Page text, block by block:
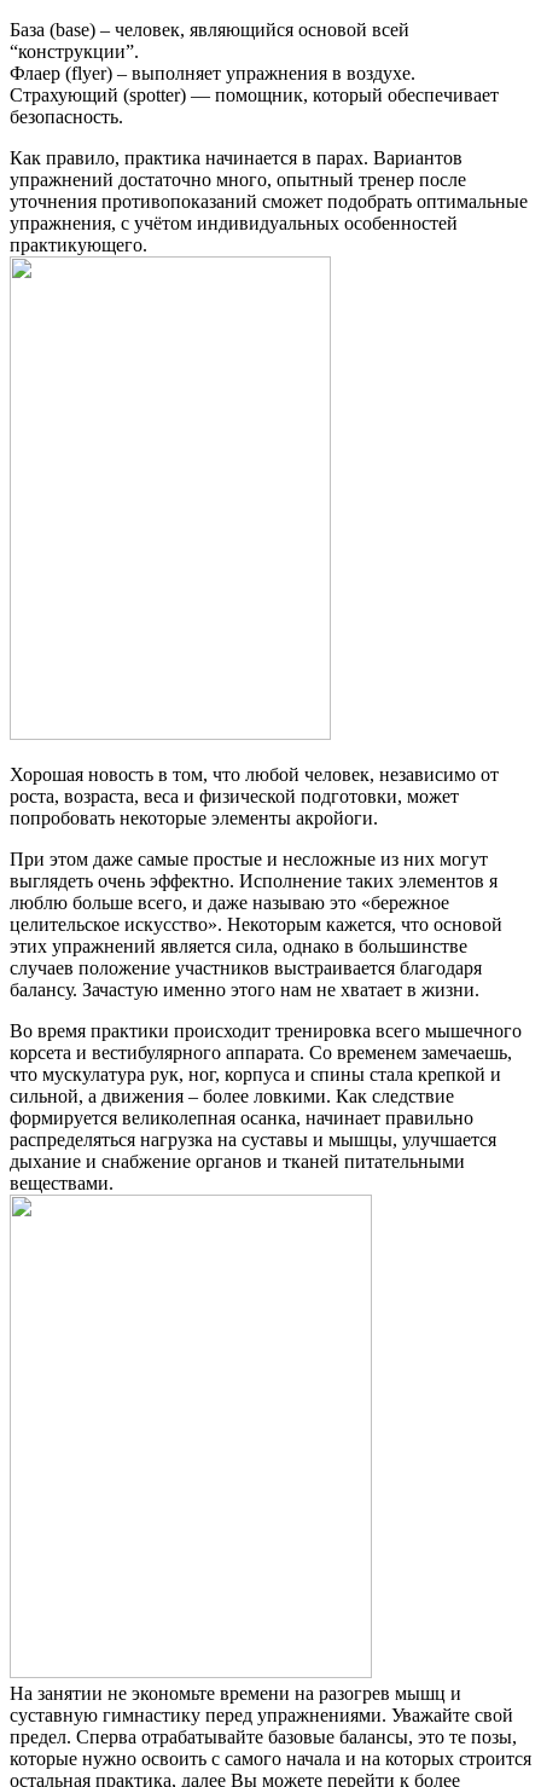
База (base) – человек, являющийся основой всей
“конструкции”.
Флаер (flyer) – выполняет упражнения в воздухе.
Страхующий (spotter) — помощник, который обеспечивает
безопасность.
Как правило, практика начинается в парах. Вариантов
упражнений достаточно много, опытный тренер после
уточнения противопоказаний сможет подобрать оптимальные
упражнения, с учётом индивидуальных особенностей
практикующего.
Хорошая новость в том, что любой человек, независимо от
роста, возраста, веса и физической подготовки, может
попробовать некоторые элементы акройоги.
При этом даже самые простые и несложные из них могут
выглядеть очень эффектно. Исполнение таких элементов я
люблю больше всего, и даже называю это «бережное
целительское искусство». Некоторым кажется, что основой
этих упражнений является сила, однако в большинстве
случаев положение участников выстраивается благодаря
балансу. Зачастую именно этого нам не хватает в жизни.
Во время практики происходит тренировка всего мышечного
корсета и вестибулярного аппарата. Со временем замечаешь,
что мускулатура рук, ног, корпуса и спины стала крепкой и
сильной, а движения – более ловкими. Как следствие
формируется великолепная осанка, начинает правильно
распределяться нагрузка на суставы и мышцы, улучшается
дыхание и снабжение органов и тканей питательными
веществами.
На занятии не экономьте времени на разогрев мышц и
суставную гимнастику перед упражнениями. Уважайте свой
предел. Сперва отрабатывайте базовые балансы, это те позы,
которые нужно освоить с самого начала и на которых строится
остальная практика, далее Вы можете перейти к более